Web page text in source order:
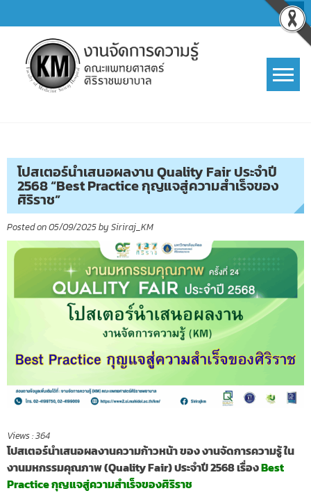
to
content
โปสเตอร์นำเสนอผลงาน Quality Fair ประจำปี
2568 “Best Practice กุญแจสู่ความสำเร็จของ
ศิริราช”
Posted on05/09/2025by Siriraj_KM
Views :364
โปสเตอร์นำเสนอผลงานความก้าวหน้าของ งานจัดการความรู้ ใน
งานมหกรรมคุณภาพ (Quality Fair) ประจำปี 2568 เรื่องBest
Practice กุญแจสู่ความสำเร็จของศิริราช